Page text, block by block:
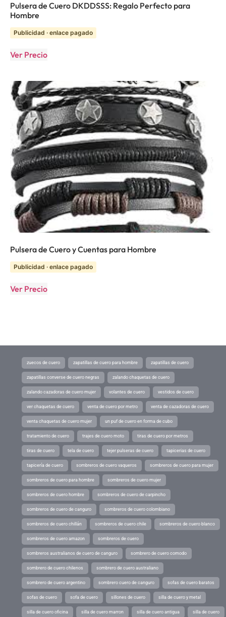
Pulsera de Cuero DKDDSSS: Regalo Perfecto para
Hombre
Publicidad · enlace pagado
Ver Precio
Pulsera de Cuero y Cuentas para Hombre
Publicidad · enlace pagado
Ver Precio
zuecos de cuero zapatillas de cuero para hombre zapatillas de cuero
zapatillas converse de cuero negras zalando chaquetas de cuero
zalando cazadoras de cuero mujer volantes de cuero vestidos de cuero
ver chaquetas de cuero venta de cuero por metro venta de cazadoras de cuero
venta chaquetas de cuero mujer un puf de cuero en forma de cubo
tratamiento de cuero trajes de cuero moto tiras de cuero por metros
tiras de cuero tela de cuero tejer pulseras de cuero tapicerias de cuero
tapicería de cuero sombreros de cuero vaqueros sombreros de cuero para mujer
sombreros de cuero para hombre sombreros de cuero mujer
sombreros de cuero hombre sombreros de cuero de carpincho
sombreros de cuero de canguro sombreros de cuero colombiano
sombreros de cuero chillán sombreros de cuero chile sombreros de cuero blanco
sombreros de cuero amazon sombreros de cuero
sombreros australianos de cuero de canguro sombrero de cuero comodo
sombrero de cuero chilenos sombrero de cuero australiano
sombrero de cuero argentino sombrero cuero de canguro sofas de cuero baratos
sofas de cuero sofa de cuero sillones de cuero silla de cuero y metal
silla de cuero oficina silla de cuero marron silla de cuero antigua silla de cuero